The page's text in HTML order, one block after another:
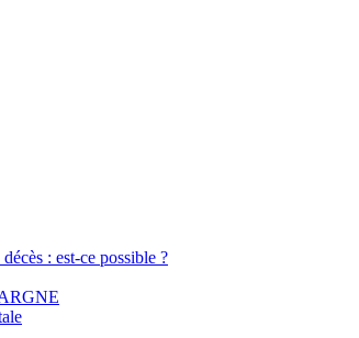
: est-ce possible ?